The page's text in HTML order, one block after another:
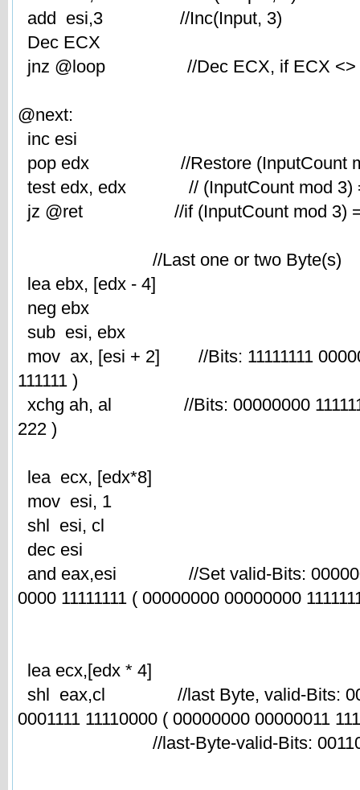
add esi,3 //Inc(Input, 3)
Dec ECX
jnz @loop //Dec ECX, if ECX <> 0
@next:
inc esi
pop edx //Restore (InputCount
test edx, edx // (InputCount mod 3)
jz @ret //if (InputCount mod 3) =
//Last one or two Byte(s)
lea ebx, [edx - 4]
neg ebx
sub esi, ebx
mov ax, [esi + 2] //Bits: 11111111
111111 )
xchg ah, al //Bits: 00000000
222 )
lea ecx, [edx*8]
mov esi, 1
shl esi, cl
dec esi
and eax,esi //Set valid-Bits:
0000 11111111 ( 00000000 00000000
lea ecx,[edx * 4]
shl eax,cl //last Byte, valid-Bits:
0001111 11110000 ( 00000000 00000011
//last-Byte-valid-Bits: